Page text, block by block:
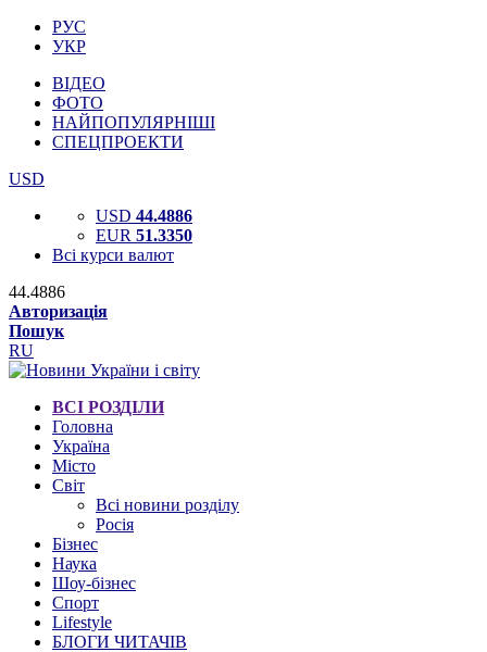
РУС
УКР
ВІДЕО
ФОТО
НАЙПОПУЛЯРНІШІ
СПЕЦПРОЕКТИ
USD
USD 44.4886
EUR 51.3350
Всі курси валют
44.4886
Авторизація
Пошук
RU
ВСІ РОЗДІЛИ
Головна
Україна
Місто
Світ
Всі новини розділу
Росія
Бізнес
Наука
Шоу-бізнес
Спорт
Lifestyle
БЛОГИ ЧИТАЧІВ